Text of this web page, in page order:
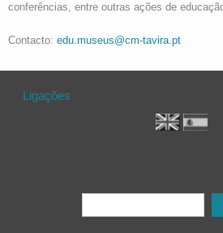
conferências, entre outras ações de
Contacto: edu.museus@cm-tavira.pt
Ligações
Formulário de procura